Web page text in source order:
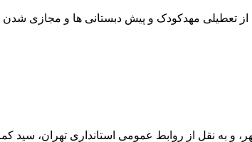
و به نقل از روابط عمومی استانداری تهران، سید